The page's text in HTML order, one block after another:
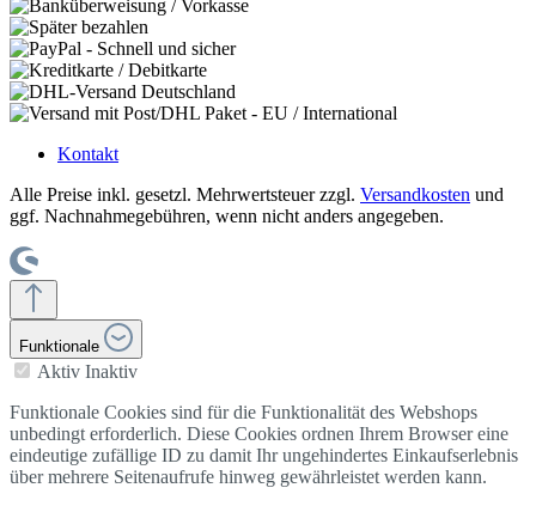
Kontakt
Alle Preise inkl. gesetzl. Mehrwertsteuer zzgl. Versandkosten und
ggf. Nachnahmegebühren, wenn nicht anders angegeben.
Funktionale
Aktiv Inaktiv
Funktionale Cookies sind für die Funktionalität des Webshops
unbedingt erforderlich. Diese Cookies ordnen Ihrem Browser eine
eindeutige zufällige ID zu damit Ihr ungehindertes Einkaufserlebnis
über mehrere Seitenaufrufe hinweg gewährleistet werden kann.